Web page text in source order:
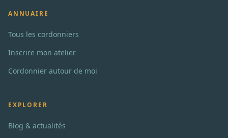
ANNUAIRE
Tous les cordonniers
Inscrire mon atelier
Cordonnier autour de moi
EXPLORER
Blog & actualités